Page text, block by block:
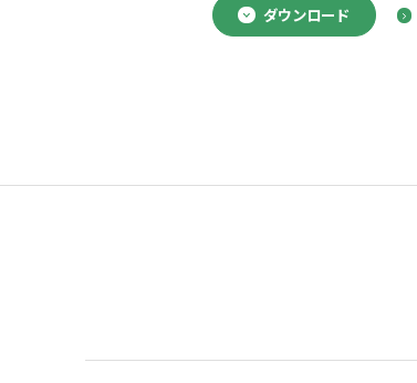
ダウンロード